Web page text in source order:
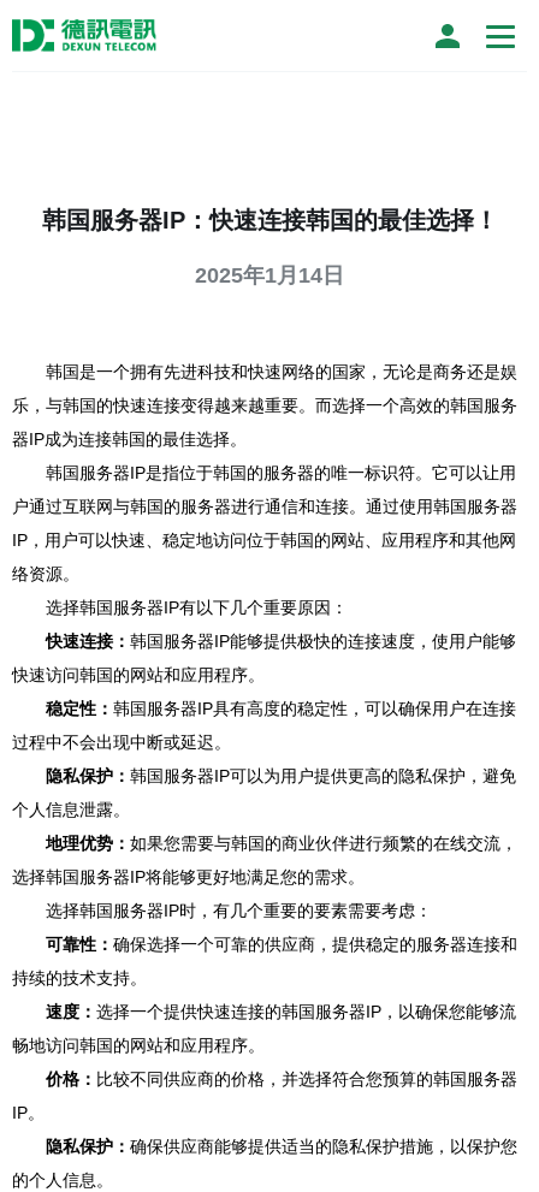
韩国服务器IP：快速连接韩国的最佳选择！
2025年1月14日
韩国是一个拥有先进科技和快速网络的国家，无论是商务还是娱
乐，与韩国的快速连接变得越来越重要。而选择一个高效的韩国服务
器IP成为连接韩国的最佳选择。
韩国服务器IP是指位于韩国的服务器的唯一标识符。它可以让用
户通过互联网与韩国的服务器进行通信和连接。通过使用韩国服务器
IP，用户可以快速、稳定地访问位于韩国的网站、应用程序和其他网
络资源。
选择韩国服务器IP有以下几个重要原因：
快速连接： 韩国服务器IP能够提供极快的连接速度，使用户能够
快速访问韩国的网站和应用程序。
稳定性： 韩国服务器IP具有高度的稳定性，可以确保用户在连接
过程中不会出现中断或延迟。
隐私保护： 韩国服务器IP可以为用户提供更高的隐私保护，避免
个人信息泄露。
地理优势： 如果您需要与韩国的商业伙伴进行频繁的在线交流，
选择韩国服务器IP将能够更好地满足您的需求。
选择韩国服务器IP时，有几个重要的要素需要考虑：
可靠性： 确保选择一个可靠的供应商，提供稳定的服务器连接和
持续的技术支持。
速度： 选择一个提供快速连接的韩国服务器IP，以确保您能够流
畅地访问韩国的网站和应用程序。
价格： 比较不同供应商的价格，并选择符合您预算的韩国服务器
IP。
隐私保护： 确保供应商能够提供适当的隐私保护措施，以保护您
的个人信息。